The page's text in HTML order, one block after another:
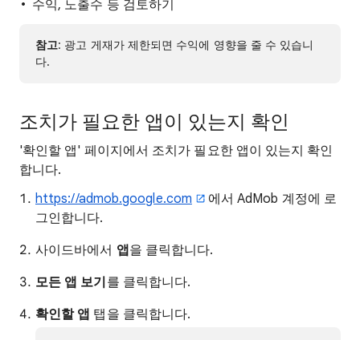
수익, 노출수 등 검토하기
참고: 광고 게재가 제한되면 수익에 영향을 줄 수 있습니
다.
조치가 필요한 앱이 있는지 확인
'확인할 앱' 페이지에서 조치가 필요한 앱이 있는지 확인
합니다.
https://admob.google.com
에서 AdMob 계정에 로
그인합니다.
사이드바에서 앱 을 클릭합니다.
모든 앱 보기 를 클릭합니다.
확인할 앱 탭을 클릭합니다.